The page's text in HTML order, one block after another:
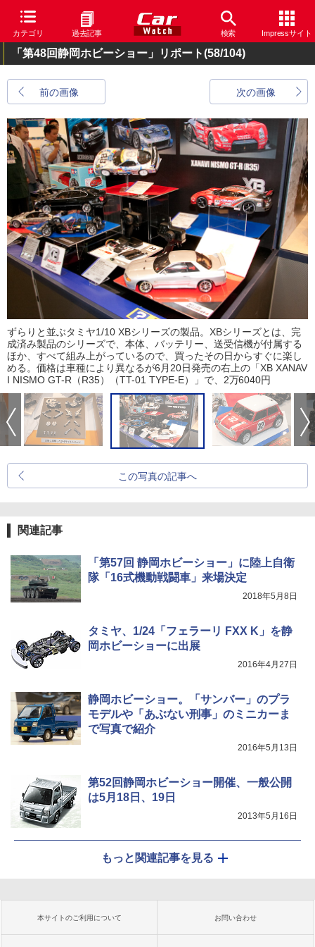
カテゴリ 過去記事 検索 Impressサイト
「第48回静岡ホビーショー」リポート(58/104)
前の画像 次の画像
ずらりと並ぶタミヤ1/10 XBシリーズの製品。XBシリーズとは、完
成済み製品のシリーズで、本体、バッテリー、送受信機が付属する
ほか、すべて組み上がっているので、買ったその日からすぐに楽し
める。価格は車種により異なるが6月20日発売の右上の「XB XANAV
I NISMO GT-R（R35）（TT-01 TYPE-E）」で、2万6040円
この写真の記事へ
関連記事
「第57回 静岡ホビーショー」に陸上自衛
隊「16式機動戦闘車」来場決定
2018年5月8日
タミヤ、1/24「フェラーリ FXX K」を静
岡ホビーショーに出展
2016年4月27日
静岡ホビーショー。「サンバー」のプラ
モデルや「あぶない刑事」のミニカーま
で写真で紹介
2016年5月13日
第52回静岡ホビーショー開催、一般公開
は5月18日、19日
2013年5月16日
もっと関連記事を見る
本サイトのご利用について お問い合わせ